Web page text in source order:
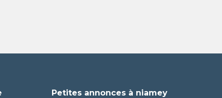
Petites annonces à niamey